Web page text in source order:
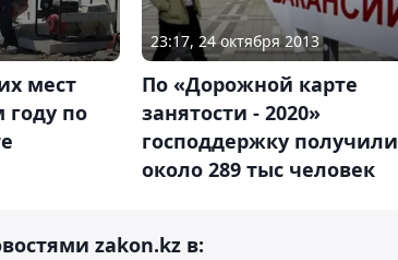
мест
году по
23:17, 24 октября 2013
По «Дорожной карте
занятости - 2020»
господдержку получили
около 289 тыс человек
zakon.kz в: